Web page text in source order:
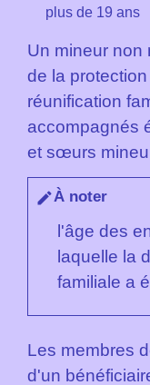
plus de 19 ans
Un mineur non
de la
réunification
accompagnés
et sœurs
editÀ noter
l'âge des
laquelle la
familiale a
Les membres
d'un